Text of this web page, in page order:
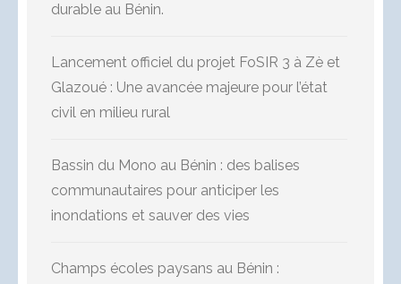
durable au Bénin.
Lancement officiel du projet FoSIR 3 à Zè et
Glazoué : Une avancée majeure pour l’état
civil en milieu rural
Bassin du Mono au Bénin : des balises
communautaires pour anticiper les
inondations et sauver des vies
Champs écoles paysans au Bénin :